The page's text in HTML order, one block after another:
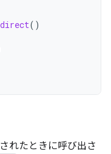
()
れたときに呼び出さ